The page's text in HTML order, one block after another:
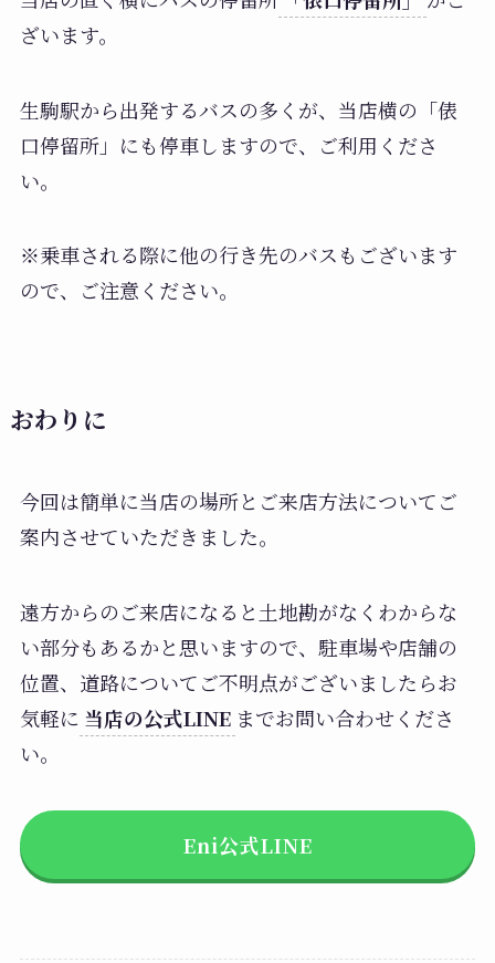
ざいます。
生駒駅から出発するバスの多くが、当店横の「俵
口停留所」にも停車しますので、ご利用くださ
い。
※乗車される際に他の行き先のバスもございます
ので、ご注意ください。
おわりに
今回は簡単に当店の場所とご来店方法についてご
案内させていただきました。
遠方からのご来店になると土地勘がなくわからな
い部分もあるかと思いますので、駐車場や店舗の
位置、道路についてご不明点がございましたらお
気軽に 当店の公式LINE までお問い合わせくださ
い。
Eni公式LINE